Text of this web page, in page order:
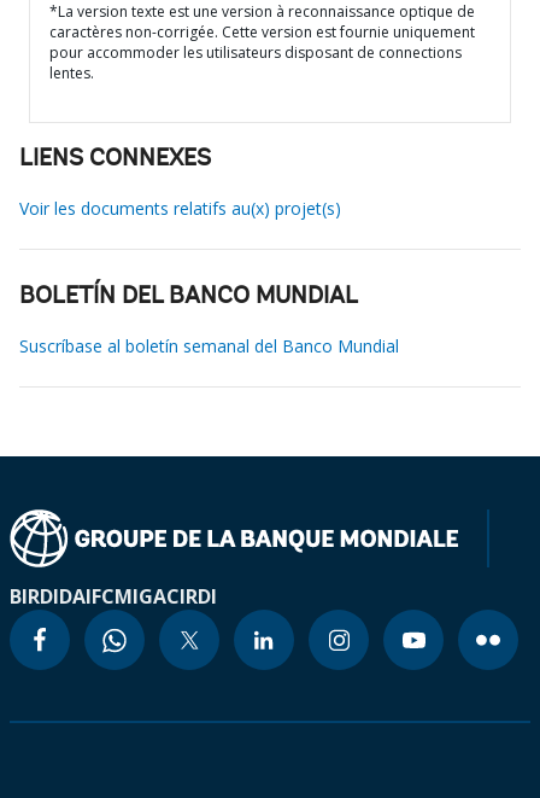
*La version texte est une version à reconnaissance optique de
caractères non-corrigée. Cette version est fournie uniquement
pour accommoder les utilisateurs disposant de connections
lentes.
LIENS CONNEXES
Voir les documents relatifs au(x) projet(s)
BOLETÍN DEL BANCO MUNDIAL
Suscríbase al boletín semanal del Banco Mundial
BIRDIDAIFCMIGACIRDI